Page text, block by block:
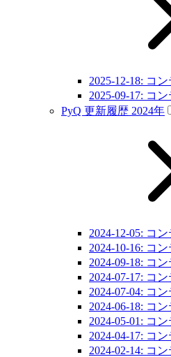
2025-12-18: コ
2025-09-17: コ
PyQ 更新履歴 2024年
2024-12-05: コ
2024-10-16: コ
2024-09-18: コ
2024-07-17: コ
2024-07-04: コ
2024-06-18: コ
2024-05-01: コ
2024-04-17: コ
2024-02-14: コ